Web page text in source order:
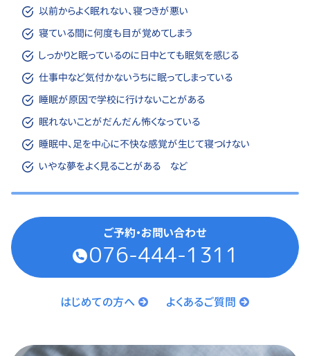
以前からよく眠れない、寝つきが悪い
寝ている間に何度も目が覚めてしまう
しっかりと眠っているのに日中とても眠気を感じる
仕事中など気付かないうちに眠ってしまっている
睡眠が原因で学校に行けないことがある
眠れないことがだんだん怖くなっている
睡眠中、足を中心に不快な感覚が生じて寝つけない
いやな夢をよく見ることがある など
ご予約・お問い合わせ
076-444-1311
はじめての方へ よくあるご質問